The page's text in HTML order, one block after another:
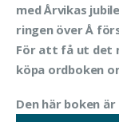
med Årvikas
ringen över Å
För att få ut det
köpa ordboken
Den här boken är